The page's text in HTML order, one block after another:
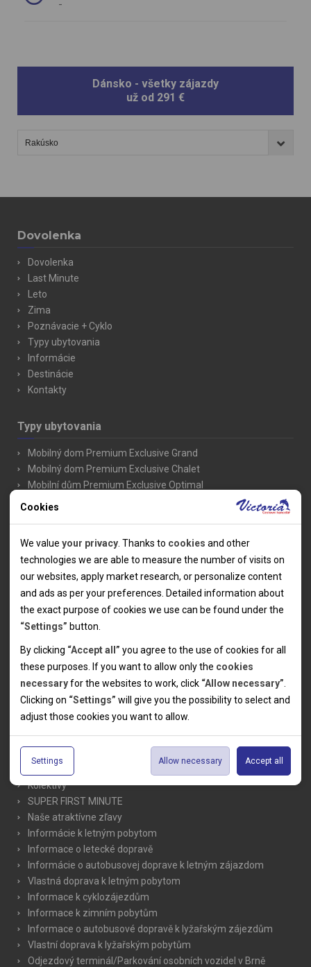
-
Dánsko - všetky zájazdy
už od 291 €
Dovolenka
Dovolenka
Last Minute
Leto
Zima
Poznávacie + Cyklo
Typy ubytovania
Informácie
Destinácie
Kontakty
Typy ubytovania
Mobilný dom Premium Exclusive Grand
Mobilný dom Premium Exclusive Chalet
Mobilní dům Premium Exclusive Optimal
Mobilní dům Lux Superior
Mobilný dom X-Line Design
Mobilný dom X-Line
Mobilný dom Lux Grand
Mobilní dům Lux
Mobilný dom Domus
Mobilný dom Classic
Karavan Superior
Chatka/Chatka Cool
Zariadený stan
Novinky
Kolektivy
SUPER FIRST MINUTE
Naše atraktívne zľavy
Informácie k letným pobytom
Informace o letecké dopravě
Informácie o autobusovej doprave k letným zájazdom
Vlastná doprava k letným pobytom
Informace k cyklozájezdům
Informace k zimním pobytům
Informace o autobusové dopravě k lyžařským zájezdům
Vlastní doprava k lyžařským pobytům
Odjezdový terminál/Parkování osobních vozidel v Brně
Cookies
We value your privacy . Thanks to cookies and other
technologies we are able to measure the number of visits on
our websites, apply market research, or personalize content
and ads as per your preferences. Detailed information about
the exact purpose of cookies we use can be found under the
“Settings” button.
By clicking “Accept all” you agree to the use of cookies for all
these purposes. If you want to allow only the cookies
necessaryfor the websites to work, click “Allow necessary”
Clicking on “Settings” will give you the possibility to select and
adjust those cookies you want to allow.
Settings Accept all
Allow necessary
Technical cookies help the websites to work properly by
allowing basic functionalities like navigation and access to the
secured sections of the websites. The websites cannot work
properly without these cookies.
Analytical cookies
Thanks to the analytical cookies we are able to measure visits
of the websites, sources of visits, ads performance and their
reach. Data collected this way is processed anonymously
without any link to a specific user. Without your consent for
our use of analytical cookies, we are not able to analyze and
optimize the websites' performance.
Personal cookies
Personal cookies allow us adjust the websites' content per
your specific needs and preferencies. Denying the use of
personal cookies may lead to displaying information of no use
for the particular user, and irrelevant offers or
recommendations.
Marketing cookies
The use of marketing cookies facilitate displaying of relevant
advertisements by either us or a third party on our or third
party websites. Theese type of cookies helps us to create
profiles based on your preferences. Data gathered by
marketing cookies do not usually lead to immediate
identification. Without consent to the use of marketing
cookies, the displayed marketing content will not be based on
the visitors preferences.